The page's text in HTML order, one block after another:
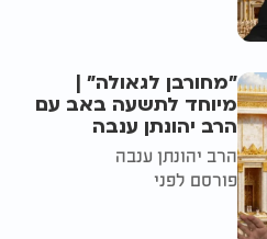
"מחורבן לגאולה" |
מיוחד לתשעה באב עם
הרב יהונתן ענבה
הרב יהונתן ענבה
פורסם לפני